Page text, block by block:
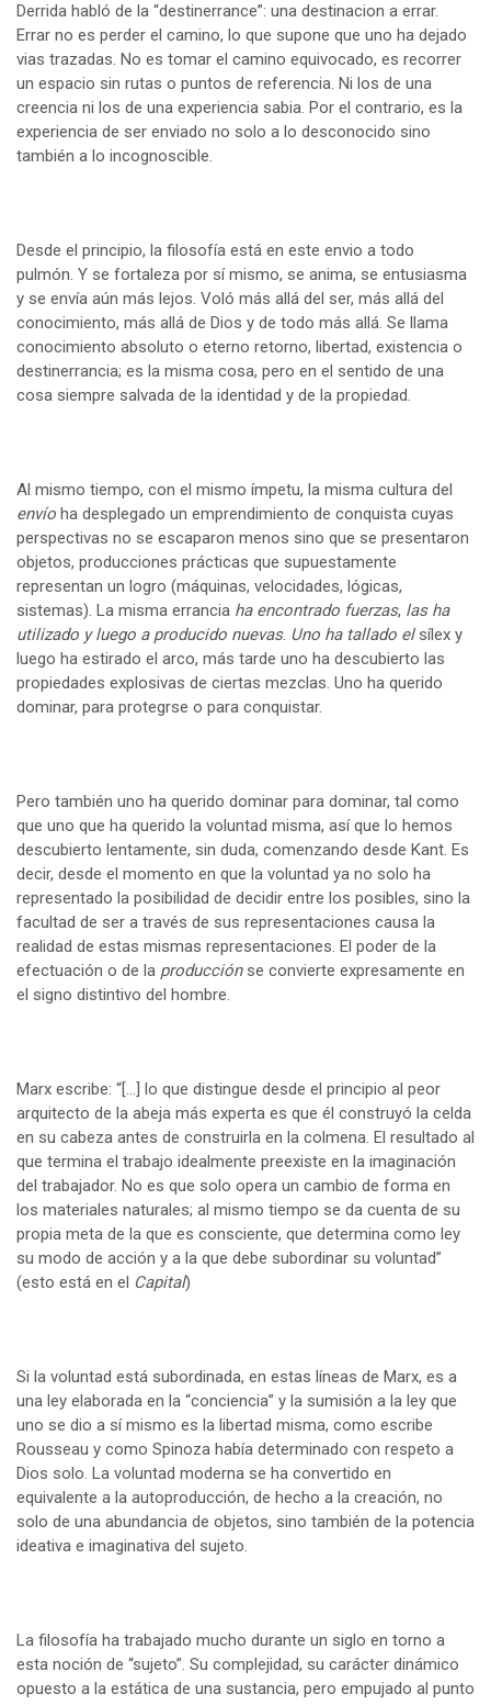
Derrida habló de la “destinerrance”: una destinacion a errar.
Errar no es perder el camino, lo que supone que uno ha dejado
vias trazadas. No es tomar el camino equivocado, es recorrer
un espacio sin rutas o puntos de referencia. Ni los de una
creencia ni los de una experiencia sabia. Por el contrario, es la
experiencia de ser enviado no solo a lo desconocido sino
también a lo incognoscible.
Desde el principio, la filosofía está en este envio a todo
pulmón. Y se fortaleza por sí mismo, se anima, se entusiasma
y se envía aún más lejos. Voló más allá del ser, más allá del
conocimiento, más allá de Dios y de todo más allá. Se llama
conocimiento absoluto o eterno retorno, libertad, existencia o
destinerrancia; es la misma cosa, pero en el sentido de una
cosa siempre salvada de la identidad y de la propiedad.
Al mismo tiempo, con el mismo ímpetu, la misma cultura del
envío ha desplegado un emprendimiento de conquista cuyas
perspectivas no se escaparon menos sino que se presentaron
objetos, producciones prácticas que supuestamente
representan un logro (máquinas, velocidades, lógicas,
sistemas). La misma errancia ha encontrado fuerzas, las ha
utilizado y luego a producido nuevas. Uno ha tallado elsílex y
luego ha estirado el arco, más tarde uno ha descubierto las
propiedades explosivas de ciertas mezclas. Uno ha querido
dominar, para protegrse o para conquistar.
Pero también uno ha querido dominar para dominar, tal como
que uno que ha querido la voluntad misma, así que lo hemos
descubierto lentamente, sin duda, comenzando desde Kant. Es
decir, desde el momento en que la voluntad ya no solo ha
representado la posibilidad de decidir entre los posibles, sino la
facultad de ser a través de sus representaciones causa la
realidad de estas mismas representaciones. El poder de la
efectuación o de la producciónse convierte expresamente en
el signo distintivo del hombre.
Marx escribe: “[…] lo que distingue desde el principio al peor
arquitecto de la abeja más experta es que él construyó la celda
en su cabeza antes de construirla en la colmena. El resultado al
que termina el trabajo idealmente preexiste en la imaginación
del trabajador. No es que solo opera un cambio de forma en
los materiales naturales; al mismo tiempo se da cuenta de su
propia meta de la que es consciente, que determina como ley
su modo de acción y a la que debe subordinar su voluntad”
(esto está en el Capital)
Si la voluntad está subordinada, en estas líneas de Marx, es a
una ley elaborada en la “conciencia” y la sumisión a la ley que
uno se dio a sí mismo es la libertad misma, como escribe
Rousseau y como Spinoza había determinado con respeto a
Dios solo. La voluntad moderna se ha convertido en
equivalente a la autoproducción, de hecho a la creación, no
solo de una abundancia de objetos, sino también de la potencia
ideativa e imaginativa del sujeto.
La filosofía ha trabajado mucho durante un siglo en torno a
esta noción de “sujeto”. Su complejidad, su carácter dinámico
opuesto a la estática de una sustancia, pero empujado al punto